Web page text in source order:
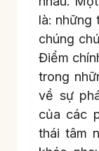
là: những
chúng
Điểm
trong
về sự
của các
thái tâm